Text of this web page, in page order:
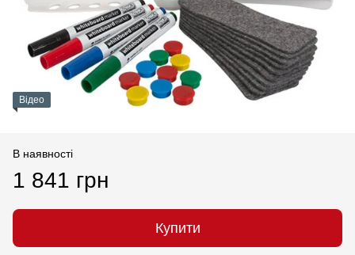
Відео
В наявності
1 841 грн
Купити